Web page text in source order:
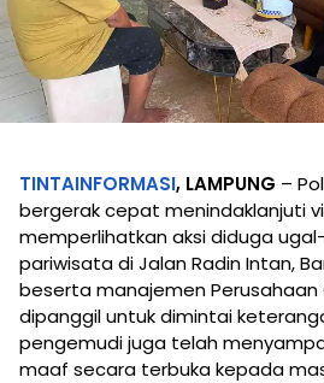
TINTAINFORMASI, LAMPUNG –
bergerak cepat menindaklanjuti
memperlihatkan aksi diduga
pariwisata di Jalan Radin Intan,
beserta manajemen Perusahaan
dipanggil untuk dimintai
pengemudi juga telah
maaf secara terbuka kepada